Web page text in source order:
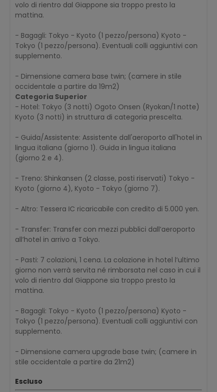
volo di rientro dal Giappone sia troppo presto la
mattina.
- Bagagli: Tokyo - Kyoto (1 pezzo/persona) Kyoto -
Tokyo (1 pezzo/persona). Eventuali colli aggiuntivi con
supplemento.
- Dimensione camera base twin; (camere in stile
occidentale a partire da 19m2)
Categoria Superior
- Hotel: Tokyo (3 notti) Ogoto Onsen (Ryokan/1 notte)
Kyoto (3 notti) in struttura di categoria prescelta.
- Guida/Assistente: Assistente dall'aeroporto all'hotel in
lingua italiana (giorno 1). Guida in lingua italiana
(giorno 2 e 4).
- Treno: Shinkansen (2 classe, posti riservati) Tokyo -
Kyoto (giorno 4), Kyoto - Tokyo (giorno 7).
- Altro: Tessera IC ricaricabile con credito di 5.000 yen.
- Transfer: Transfer con mezzi pubblici dall’aeroporto
all’hotel in arrivo a Tokyo.
- Pasti: 7 colazioni, 1 cena. La colazione in hotel l’ultimo
giorno non verrà servita né rimborsata nel caso in cui il
volo di rientro dal Giappone sia troppo presto la
mattina.
- Bagagli: Tokyo - Kyoto (1 pezzo/persona) Kyoto -
Tokyo (1 pezzo/persona). Eventuali colli aggiuntivi con
supplemento.
- Dimensione camera upgrade base twin; (camere in
stile occidentale a partire da 21m2)
Escluso